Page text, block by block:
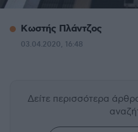
Κωστής Πλάντζος
03.04.2020, 16:48
Δείτε περισσότερα